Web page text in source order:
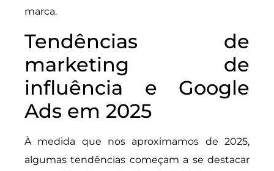
marca.
Tendências de
marketing de
influência e Google
Ads em 2025
À medida que nos aproximamos de 2025,
algumas tendências começam a se destacar